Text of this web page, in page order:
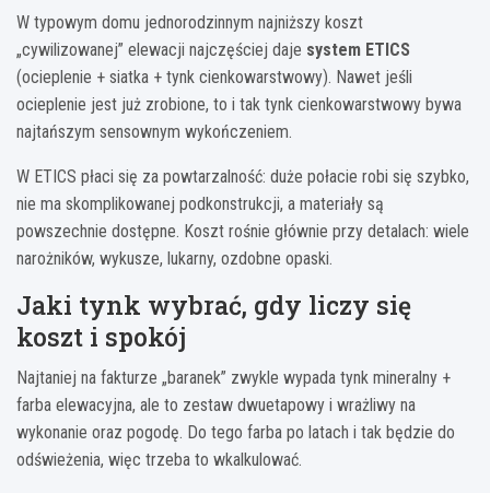
W typowym domu jednorodzinnym najniższy koszt
„cywilizowanej” elewacji najczęściej daje system ETICS
(ocieplenie + siatka + tynk cienkowarstwowy). Nawet jeśli
ocieplenie jest już zrobione, to i tak tynk cienkowarstwowy bywa
najtańszym sensownym wykończeniem.
W ETICS płaci się za powtarzalność: duże połacie robi się szybko,
nie ma skomplikowanej podkonstrukcji, a materiały są
powszechnie dostępne. Koszt rośnie głównie przy detalach: wiele
narożników, wykusze, lukarny, ozdobne opaski.
Jaki tynk wybrać, gdy liczy się
koszt i spokój
Najtaniej na fakturze „baranek” zwykle wypada tynk mineralny +
farba elewacyjna, ale to zestaw dwuetapowy i wrażliwy na
wykonanie oraz pogodę. Do tego farba po latach i tak będzie do
odświeżenia, więc trzeba to wkalkulować.